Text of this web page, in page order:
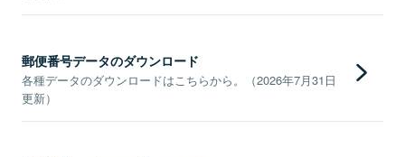
郵便番号データのダウンロード
各種データのダウンロードはこちらから。（2026年7月31日
更新）